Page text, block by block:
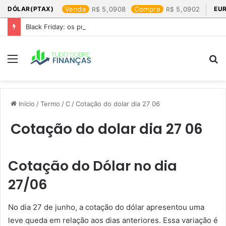
DÓLAR(PTAX) Venda 5,0908 Compra 5,0902
Black Friday: os produtos que mais valem a pena
Menu
Início /Termo /C /Cotação do dolar dia 27 06​
Cotação do dolar dia 27 06​
Cotação do Dólar no dia
27/06
No dia 27 de junho, a cotação do dólar apresentou uma
leve queda em relação aos dias anteriores. Essa variação é